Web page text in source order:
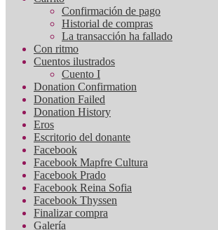
Confirmación de pago
Historial de compras
La transacción ha fallado
Con ritmo
Cuentos ilustrados
Cuento I
Donation Confirmation
Donation Failed
Donation History
Eros
Escritorio del donante
Facebook
Facebook Mapfre Cultura
Facebook Prado
Facebook Reina Sofia
Facebook Thyssen
Finalizar compra
Galería